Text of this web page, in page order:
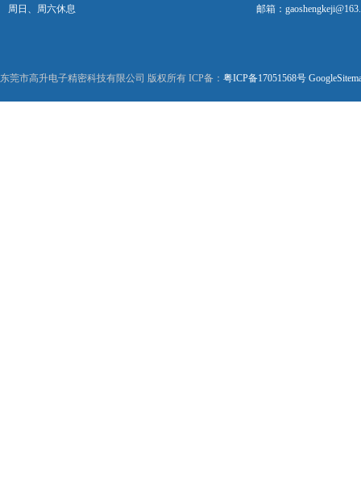
周日、周六休息 邮箱：
东莞市高升电子精密科技有限公司 版权所有 ICP备： 粤ICP备17051568号